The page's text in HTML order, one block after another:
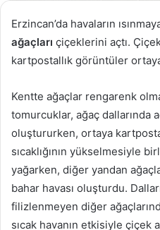
Erzincan’da havaların
ağaçları çiçeklerini açtı.
kartpostallık görüntüler ortaya
Kentte ağaçlar rengarenk
tomurcuklar, ağaç dallarında
oluştururken, ortaya
sıcaklığının yükselmesiyle
yağarken, diğer yandan
bahar havası oluşturdu.
filizlenmeyen diğer
sıcak havanın etkisiyle çiçek